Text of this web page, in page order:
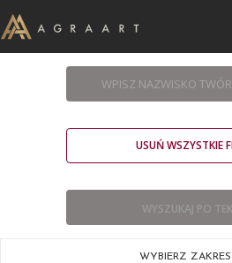
USUŃ WSZYSTKIE
WYBIERZ ZAKRES